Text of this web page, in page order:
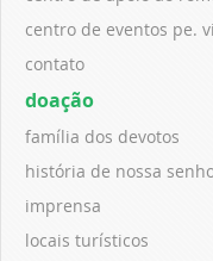
centro de eventos pe.
contato
doação
família dos devotos
história de nossa
imprensa
locais turísticos